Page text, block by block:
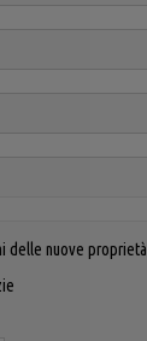
delle nuove proprietà